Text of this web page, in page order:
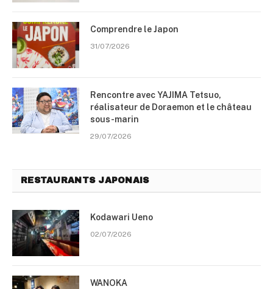
Comprendre le Japon
31/07/2026
Rencontre avec YAJIMA Tetsuo,
réalisateur de Doraemon et le château
sous-marin
29/07/2026
RESTAURANTS JAPONAIS
Kodawari Ueno
02/07/2026
WANOKA